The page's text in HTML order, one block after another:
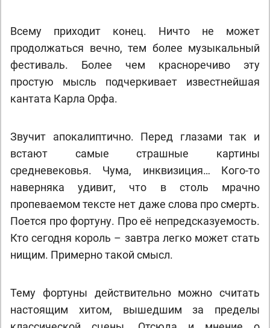
Всему приходит конец. Ничто не может
продолжаться вечно, тем более музыкальный
фестиваль. Более чем красноречиво эту
простую мысль подчеркивает известнейшая
кантата Карла Орфа.
Звучит апокалиптично. Перед глазами так и
встают самые страшные картины
средневековья. Чума, инквизиция… Кого-то
наверняка удивит, что в столь мрачно
пропеваемом тексте нет даже слова про смерть.
Поется про фортуну. Про её непредсказуемость.
Кто сегодня король – завтра легко может стать
нищим. Примерно такой смысл.
Тему фортуны действительно можно считать
настоящим хитом, вышедшим за пределы